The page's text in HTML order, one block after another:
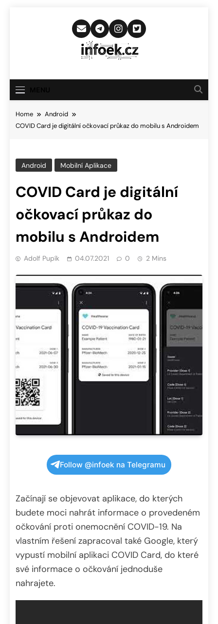
Infoek.cz
Novinkám
Home
Android
COVID Card je digitální očkovací průkaz do mobilu s Androidem
Android Mobilní Aplikace
COVID Card je digitální
očkovací průkaz do
mobilu s Androidem
Adolf Pupík 04.07.2021 0 2 Mins
Follow @infoek na Telegramu
Začínají se objevovat aplikace, do kterých
budete moci nahrát informace o provedeném
očkování proti onemocnění COVID-19. Na
vlastním řešení zapracoval také Google, který
vypustí mobilní aplikaci COVID Card, do které
své informace o očkování jednoduše
nahrajete.